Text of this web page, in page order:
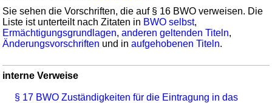
Sie sehen die Vorschriften, die auf § 16 BWO verweisen. Die
Liste ist unterteilt nach Zitaten in BWO selbst,
Ermächtigungsgrundlagen,anderen geltenden Titeln,
Änderungsvorschriften und inaufgehobenen Titeln.
interne Verweise
§ 17 BWO Zuständigkeiten für die Eintragung in das